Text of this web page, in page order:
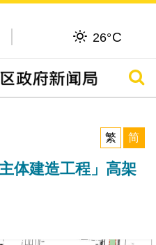
26°C
搜寻
繁
简
体建造工程」高架